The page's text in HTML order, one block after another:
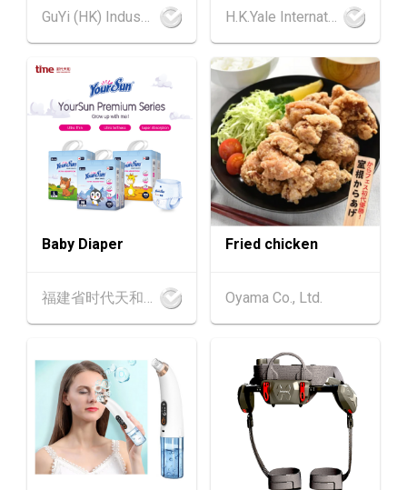
13-17
AUG
香港
13.08.2026 - 17.08.2026
香港贸发局美食博览 2026 (香港会议展览中心)
25-27
AUG
中国内地
25.08.2026 - 27.08.2026
中国国际纺织⾯料及辅料（秋冬）博览会 (202
6年8月25至27日)
1-5
香港
01.09.2026 - 05.09.2026
国际名表荟萃 2026 (香港会议展览中心)
SEP
心)
SEP
香港国际时尚汇展 2026 (香港会议展览中心)
9-10
SEP
香港
09.09.2026 - 10.09.2026
一带一路高峰论坛2026
09.09.2026
GuYi (HK) Industrial Co.,Limited
H.K.Yale International Industry Co., Limited
Baby Diaper Fried chicken
Oyama Co., Ltd.